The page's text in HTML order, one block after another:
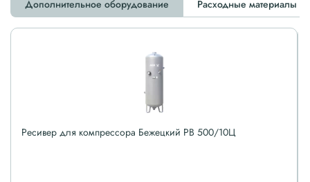
Дополнительное оборудование Расходные материалы
Ресивер для компрессора Бежецкий РВ 500/10Ц